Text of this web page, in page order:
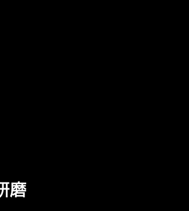
磨